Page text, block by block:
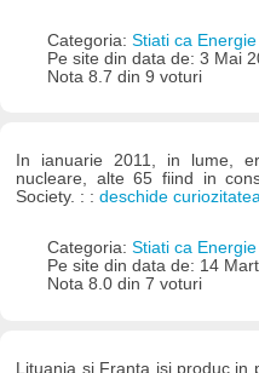
Categoria: Stiati ca Energie
Pe site din data de: 3 Mai
Nota 8.7 din 9 voturi
In ianuarie 2011, in lume,
nucleare, alte 65 fiind in
Society. : :deschide
Categoria: Stiati ca Energie
Pe site din data de: 14
Nota 8.0 din 7 voturi
Lituania si Franta isi produc